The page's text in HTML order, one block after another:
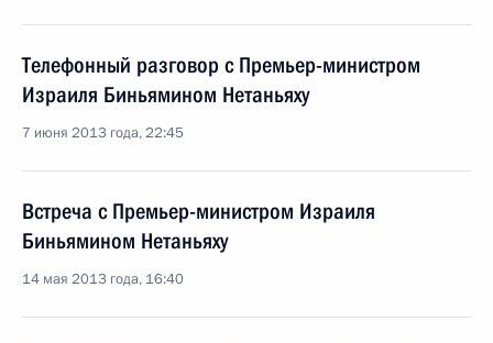
Телефонный разговор с Премьер-министром
Израиля Биньямином Нетаньяху
7 июня 2013 года, 22:45
Встреча с Премьер-министром Израиля
Биньямином Нетаньяху
14 мая 2013 года, 16:40